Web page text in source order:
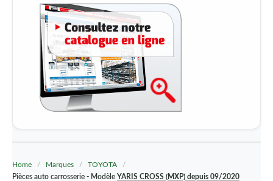
AA-DIVERS
Home / Marques / TOYOTA
/
Pièces auto carrosserie - Modèle YARIS CROSS (MXP) depuis 09/2020